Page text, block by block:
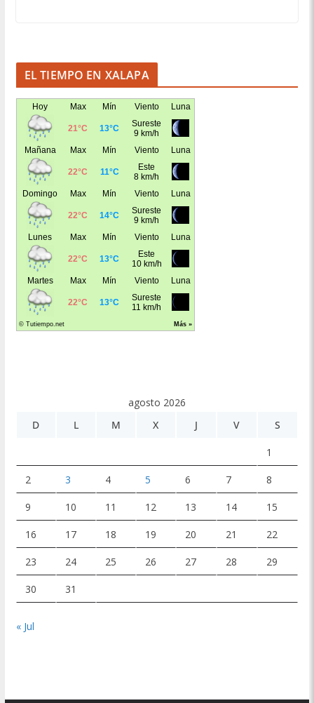
EL TIEMPO EN XALAPA
agosto 2026
D
L M X J V S
1
2 3 4 5 6 7 8
9 10 11 12 13 14 15
16 17 18 19 20 21 22
23 24 25 26 27 28 29
30 31
« Jul